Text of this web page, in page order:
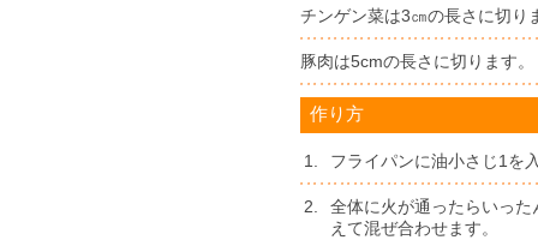
チンゲン菜は3㎝の長さに切り
豚肉は5cmの長さに切ります。
作り方
1. フライパンに油小さじ1を
2.
全体に火が通ったらいっ
えて混ぜ合わせます。